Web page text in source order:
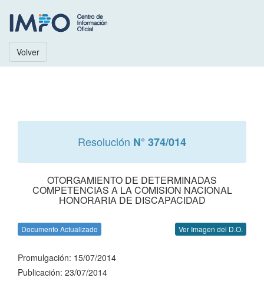
Volver
Resolución N° 374/014
OTORGAMIENTO DE DETERMINADAS
COMPETENCIAS A LA COMISION NACIONAL
HONORARIA DE DISCAPACIDAD
Documento Actualizado Ver Imagen del D.O.
Promulgación: 15/07/2014
Publicación: 23/07/2014